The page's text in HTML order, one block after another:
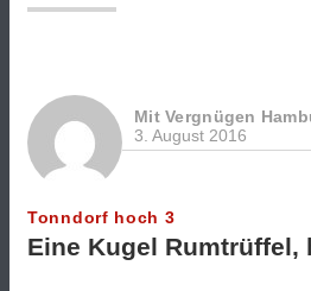
Mit Vergnügen
3. August 2016
Tonndorf hoch 3
Eine Kugel Rumtrüffel,